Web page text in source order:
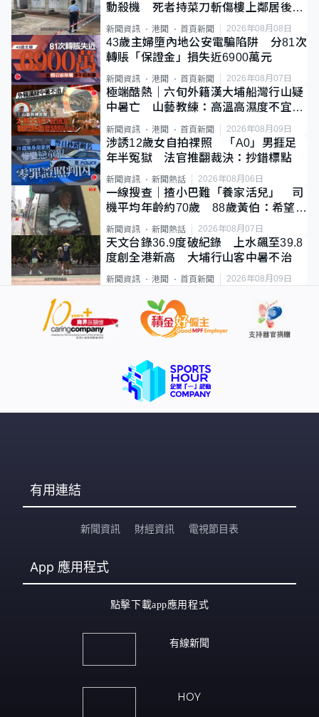
動殺機 死者持菜刀斬傷樓上鄰居後墮
斃
新聞資訊 港聞 首頁新聞 2026年08月08日
43歲主婦墮內地公安電騙陷阱 分81次
轉賬「保證金」損失近6900萬元
新聞資訊 港聞 首頁新聞 2026年08月07日
極端酷熱｜六旬外籍漢大埔船灣行山疑
中暑亡 山藝教練：高溫高濕度不宜遠
新聞資訊 港聞 首頁新聞 2026年08月09日
涉誘12歲女自拍祼照 「A0」男捱足
年半冤獄 法官推翻裁決：抄錯標點
新聞資訊 新聞熱話 2026年08月06日
一線搜查｜揸小巴難「養家活兒」 司
機平均年齡約70歲 88歲黃伯：希望一
直揸落去
新聞資訊 新聞熱話 2026年08月07日
天文台錄36.9度破紀錄 上水飆至39.8
度創全港新高 大埔行山客中暑不治
新聞資訊 港聞 首頁新聞 2026年08月09日
有用連結
新聞資訊 財經資訊 電視節目表
App 應用程式
點擊下載app應用程式
有線新聞
HOY